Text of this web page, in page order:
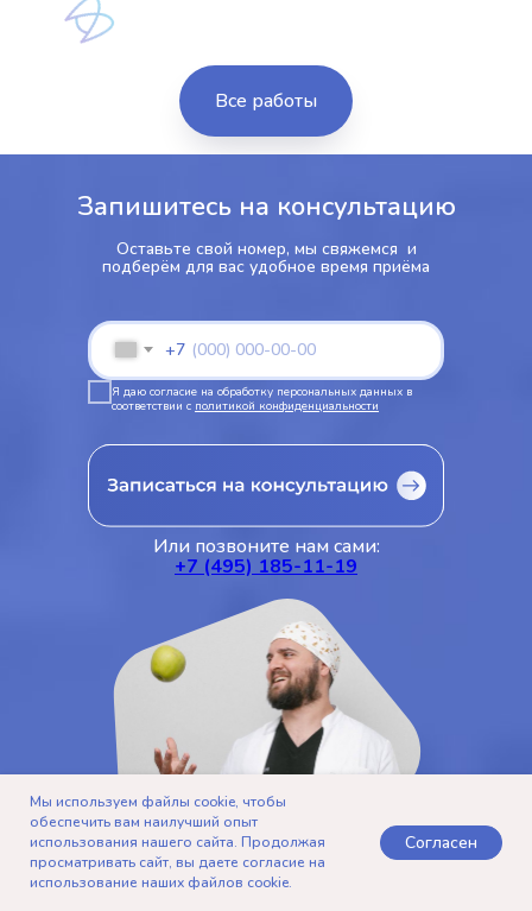
Telegram Записаться
Все работы
Запишитесь на консультацию
Оставьте свой номер, мы свяжемся и
подберём для вас удобное время приёма
Или позвоните нам сами:
+7 (495) 185-11-19
+7
Я даю согласие на обработку персональных данных в
соответствии с политикой конфиденциальности
Мы используем файлы cookie, чтобы
обеспечить вам наилучший опыт
использования нашего сайта. Продолжая
просматривать сайт, вы даете согласие на
использование наших файлов cookie.
Согласен